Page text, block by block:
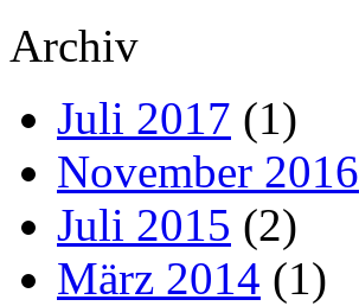
Archiv
Juli 2017 (1)
November 2016
Juli 2015 (2)
März 2014 (1)